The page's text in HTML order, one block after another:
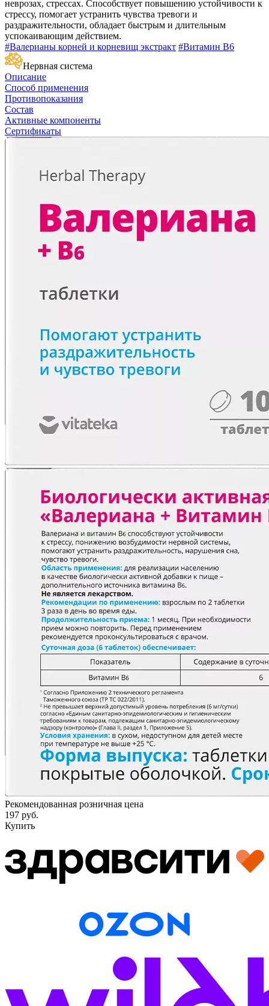
неврозах, стрессах. Способствует повышению устойчивости к
стрессу, помогает устранить чувства тревоги и
раздражительности, обладает быстрым и длительным
успокаивающим действием.
#Валерианы корней и корневищ экстракт #Витамин B6
Нервная система
Описание
Способ применения
Противопоказания
Состав
Активные компоненты
Сертификаты
Рекомендованная розничная цена
197 руб.
Купить